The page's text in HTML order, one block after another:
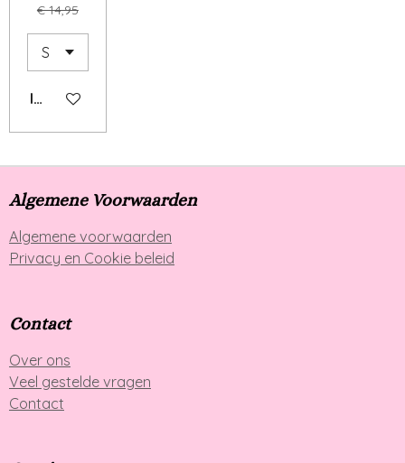
€ 14,95
IN WINKELWAGEN
Algemene Voorwaarden
Algemene voorwaarden
Privacy en Cookie beleid
Contact
Over ons
Veel gestelde vragen
Contact